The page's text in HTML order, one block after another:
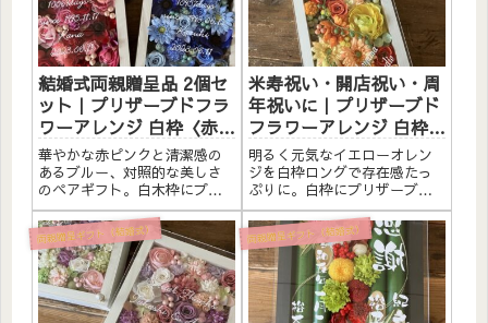
結婚式両親贈呈品 2個セ
ット｜プリザーブドフラ
ワーアレンジ 白枠〈赤ピ
ンク＆ブルー〉文字入れ
華やかな赤ピンクと清潔感の
あるブルー、対照的な美しさ
のペアギフト。白木枠にプリ
ザーブドフラワーと造花をた
っぷりアレンジしました。ア
クリルプレートへの白文字入
れ無料。自立するので壁かけ
でも置き型でも飾れます。こ
んな方へ結婚式の両親贈呈品
に華や...
米寿祝い・開店祝い・周
年祝いに｜プリザーブド
フラワーアレンジ 白枠ロ
ング〈イエローオレン
ジ〉文字入れ
明るく元気なイエローオレン
ジを白枠ロングで存在感たっ
ぷりに。白枠にプリザーブド
フラワーと造花をたっぷりア
レンジしました。アクリルプ
レートへのメッセージ入れ無
料。自立するので壁かけでも
置き型でも飾れます。こんな
方へ米寿祝い（88歳）・長寿
のお...
両親贈呈ギフト（結婚式） 両親贈呈ギフト（結婚式）